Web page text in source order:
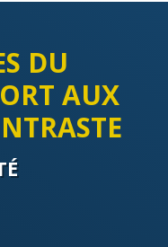
DU
AUX